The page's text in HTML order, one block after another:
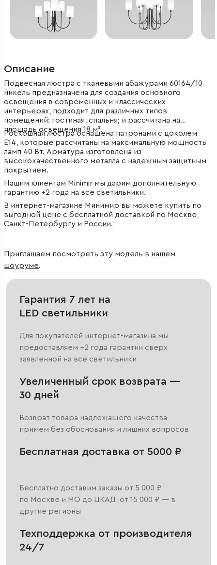
Описание
Подвесная люстра с тканевыми абажурами 60164/10
никель предназначена для создания основного
освещения в современных и классических
интерьерах, подходит для различных типов
помещений: гостиная, спальня; и рассчитана на
площадь освещения 18 м².
Роскошная люстра оснащена патронами с цоколем
Е14, которые рассчитаны на максимальную мощность
ламп 40 Вт. Арматура изготовлена из
высококачественного металла с надежным защитным
покрытием.
Нашим клиентам Minimir мы дарим дополнительную
гарантию +2 года на все светильники.
В интернет-магазине Минимир вы можете купить по
выгодной цене с бесплатной доставкой по Москве,
Санкт-Петербургу и России.
Приглашаем посмотреть эту модель в нашем
шоуруме.
Гарантия 7 лет на
LED светильники
Для покупателей интернет-магазина мы
предоставляем +2 года гарантии сверх
заявленной на все светильники
Увеличенный срок возврата —
30 дней
Возврат товара надлежащего качества
примем без обоснования и лишних вопросов
Бесплатная доставка от 5000 ₽
Бесплатно доставим заказы от 5 000 ₽
по Москве и МО до ЦКАД, от 15 000 ₽ — в
другие регионы
Техподдержка от производителя
24/7